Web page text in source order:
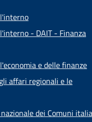
- DAIT - Finanza
e delle finanze
affari regionali e le
dei Comuni